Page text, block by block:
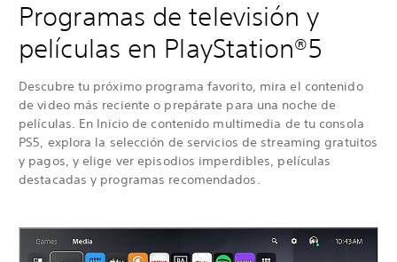
Programas de televisión y
películas en PlayStation®5
Descubre tu próximo programa favorito, mira el contenido
de video más reciente o prepárate para una noche de
películas. En Inicio de contenido multimedia de tu consola
PS5, explora la selección de servicios de streaming gratuitos
y pagos, y elige ver episodios imperdibles, películas
destacadas y programas recomendados.